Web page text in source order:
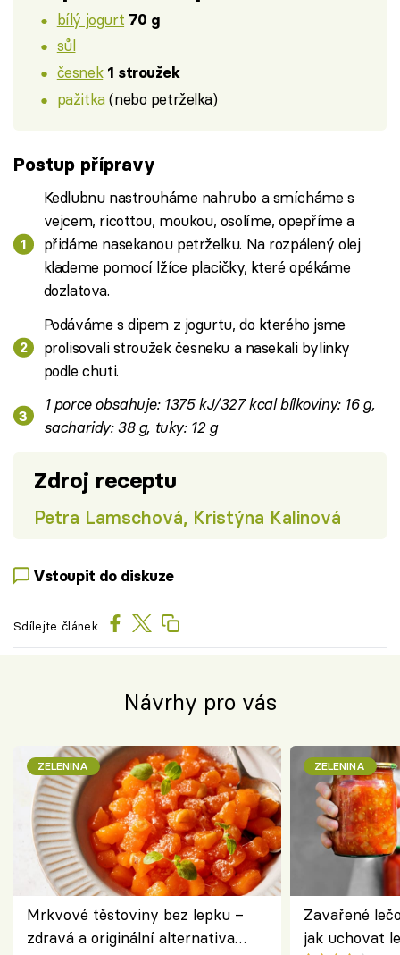
bílý jogurt 70 g
sůl
česnek 1 stroužek
pažitka(nebo petrželka)
Postup přípravy
Kedlubnu nastrouháme nahrubo a smícháme s
vejcem, ricottou, moukou, osolíme, opepříme a
přidáme nasekanou petrželku. Na rozpálený olej
klademe pomocí lžíce placičky, které opékáme
dozlatova.
Podáváme s dipem z jogurtu, do kterého jsme
prolisovali stroužek česneku a nasekali bylinky
podle chuti.
1 porce obsahuje: 1375 kJ/327 kcal bílkoviny: 16 g,
sacharidy: 38 g, tuky: 12 g
Zdroj receptu
Petra Lamschová, Kristýna Kalinová
Vstoupit do diskuze
Sdílejte článek
Návrhy pro vás
ZELENINA
Mrkvové těstoviny bez lepku –
zdravá a originální alternativa
ZELENINA
Zavařené
jak uchovat